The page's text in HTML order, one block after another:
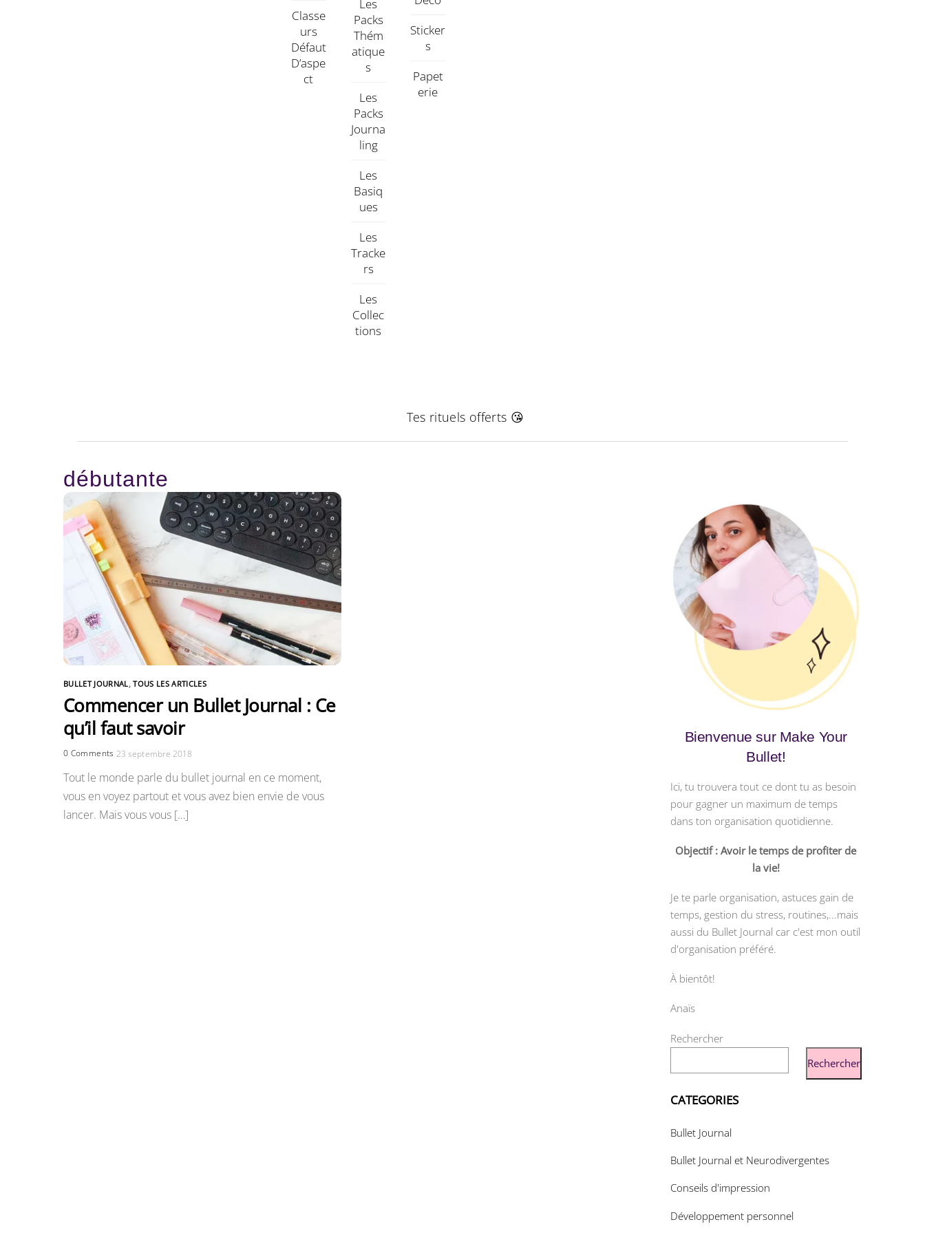
Classe
Urs
Défaut
D’aspe
Ct
Les
Packs
Thém
Atique
S
Les
Packs
Journa
Ling
Les
Basiq
Ues
Les
Tracke
Rs
Les
Collec
Tions
Sticker
S
Papet
Erie
Tes rituels offerts 😘
débutante
BULLET JOURNAL, TOUS LES ARTICLES
Commencer un Bullet Journal : Ce
qu’il faut savoir
0 Comments 23 septembre 2018
Tout le monde parle du bullet journal en ce moment,
vous en voyez partout et vous avez bien envie de vous
lancer. Mais vous vous […]
Bienvenue sur Make Your
Bullet!
Ici, tu trouvera tout ce dont tu as besoin
pour gagner un maximum de temps
dans ton organisation quotidienne.
Objectif : Avoir le temps de profiter de
la vie!
Je te parle organisation, astuces gain de
temps, gestion du stress, routines,...mais
aussi du Bullet Journal car c'est mon outil
d'organisation préféré.
À bientôt!
Anaïs
Rechercher
Rechercher
CATEGORIES
Bullet Journal
Bullet Journal et Neurodivergentes
Conseils d'impression
Développement personnel